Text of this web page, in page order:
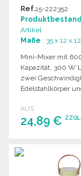
Ref.15-222352
Produktbestand
Artikel
Maße : 35 x 12 x
Mini-Mixer mit
Kapazität, 300 W
zwei
Edelstahlkörper
unterwegs.
AUS
24,89 €
Angebot